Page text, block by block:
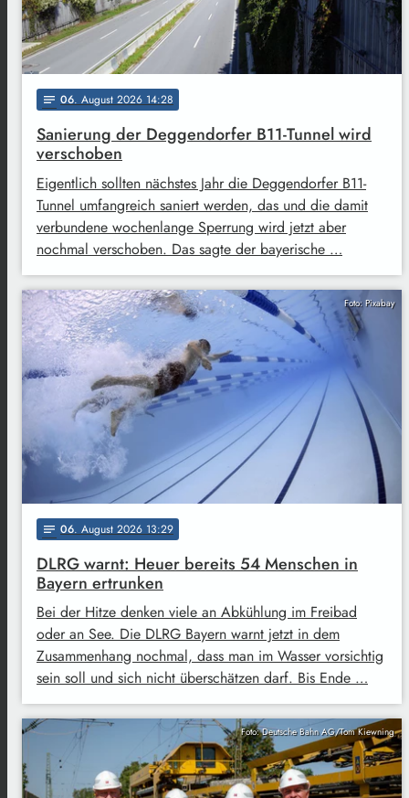
notes 06. August 2026 14:28
Sanierung der Deggendorfer B11-Tunnel wird
verschoben
Eigentlich sollten nächstes Jahr die Deggendorfer B11-
Tunnel umfangreich saniert werden, das und die damit
verbundene wochenlange Sperrung wird jetzt aber
nochmal verschoben. Das sagte der bayerische …
Foto: Pixabay
notes 06. August 2026 13:29
DLRG warnt: Heuer bereits 54 Menschen in
Bayern ertrunken
Bei der Hitze denken viele an Abkühlung im Freibad
oder an See. Die DLRG Bayern warnt jetzt in dem
Zusammenhang nochmal, dass man im Wasser vorsichtig
sein soll und sich nicht überschätzen darf. Bis Ende …
Foto: Deutsche Bahn AG/Tom Kiewning